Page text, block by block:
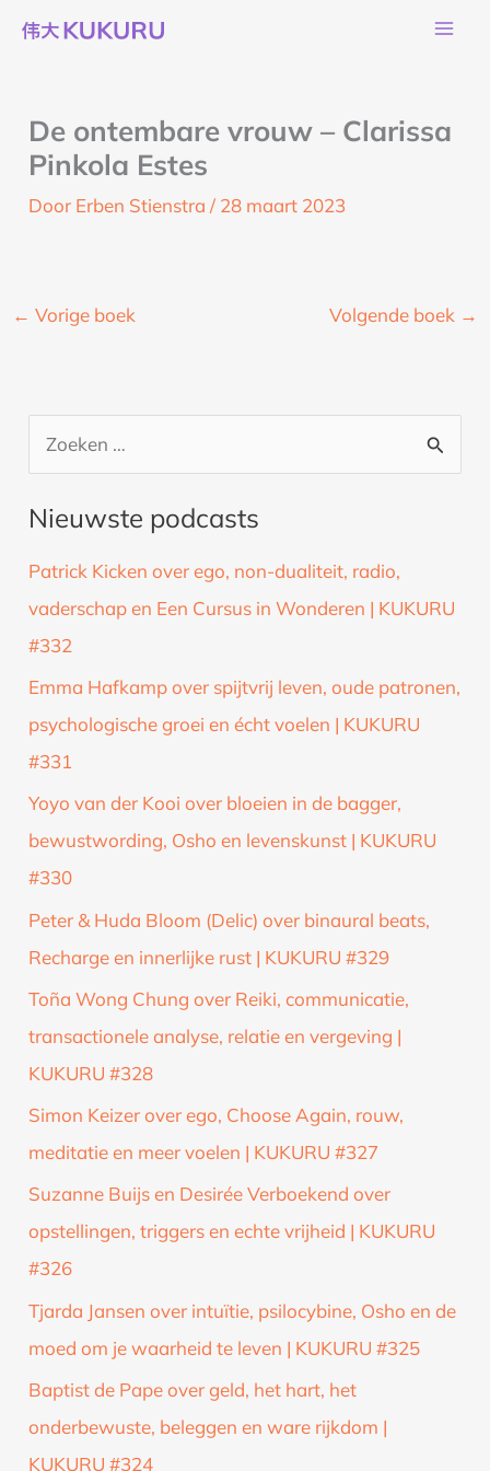
naar
De ontembare vrouw – Clarissa
Pinkola Estes
Door Erben Stienstra/ 28 maart 2023
← Vorige boek Volgende boek →
e
k
a
Nieuwste podcasts
Patrick Kicken over ego, non-dualiteit, radio,
vaderschap en Een Cursus in Wonderen | KUKURU
#332
Emma Hafkamp over spijtvrij leven, oude patronen,
psychologische groei en écht voelen | KUKURU
#331
Yoyo van der Kooi over bloeien in de bagger,
bewustwording, Osho en levenskunst | KUKURU
#330
Peter & Huda Bloom (Delic) over binaural beats,
Recharge en innerlijke rust | KUKURU #329
Toña Wong Chung over Reiki, communicatie,
transactionele analyse, relatie en vergeving |
KUKURU #328
Simon Keizer over ego, Choose Again, rouw,
meditatie en meer voelen | KUKURU #327
Suzanne Buijs en Desirée Verboekend over
opstellingen, triggers en echte vrijheid | KUKURU
#326
Tjarda Jansen over intuïtie, psilocybine, Osho en de
moed om je waarheid te leven | KUKURU #325
Baptist de Pape over geld, het hart, het
onderbewuste, beleggen en ware rijkdom |
KUKURU #324